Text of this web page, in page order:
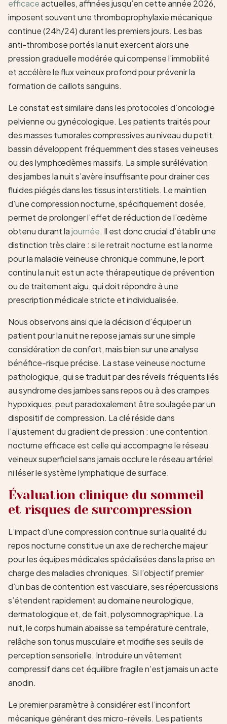
efficaceactuelles, affinées jusqu’en cette année 2026,
imposent souvent une thromboprophylaxie mécanique
continue (24h/24) durant les premiers jours. Les bas
anti-thrombose portés la nuit exercent alors une
pression graduelle modérée qui compense l’immobilité
et accélère le flux veineux profond pour prévenir la
formation de caillots sanguins.
Le constat est similaire dans les protocoles d’oncologie
pelvienne ou gynécologique. Les patients traités pour
des masses tumorales compressives au niveau du petit
bassin développent fréquemment des stases veineuses
ou des lymphœdèmes massifs. La simple surélévation
des jambes la nuit s’avère insuffisante pour drainer ces
fluides piégés dans les tissus interstitiels. Le maintien
d’une compression nocturne, spécifiquement dosée,
permet de prolonger l’effet de réduction de l’œdème
obtenu durant lajournée. Il est donc crucial d’établir une
distinction très claire : si le retrait nocturne est la norme
pour la maladie veineuse chronique commune, le port
continu la nuit est un acte thérapeutique de prévention
ou de traitement aigu, qui doit répondre à une
prescription médicale stricte et individualisée.
Nous observons ainsi que la décision d’équiper un
patient pour la nuit ne repose jamais sur une simple
considération de confort, mais bien sur une analyse
bénéfice-risque précise. La stase veineuse nocturne
pathologique, qui se traduit par des réveils fréquents liés
au syndrome des jambes sans repos ou à des crampes
hypoxiques, peut paradoxalement être soulagée par un
dispositif de compression. La clé réside dans
l’ajustement du gradient de pression : une contention
nocturne efficace est celle qui accompagne le réseau
veineux superficiel sans jamais occlure le réseau artériel
ni léser le système lymphatique de surface.
Évaluation clinique du sommeil
et risques de surcompression
L’impact d’une compression continue sur la qualité du
repos nocturne constitue un axe de recherche majeur
pour les équipes médicales spécialisées dans la prise en
charge des maladies chroniques. Si l’objectif premier
d’un bas de contention est vasculaire, ses répercussions
s’étendent rapidement au domaine neurologique,
dermatologique et, de fait, polysomnographique. La
nuit, le corps humain abaisse sa température centrale,
relâche son tonus musculaire et modifie ses seuils de
perception sensorielle. Introduire un vêtement
compressif dans cet équilibre fragile n’est jamais un acte
anodin.
Le premier paramètre à considérer est l’inconfort
mécanique générant des micro-réveils. Les patients